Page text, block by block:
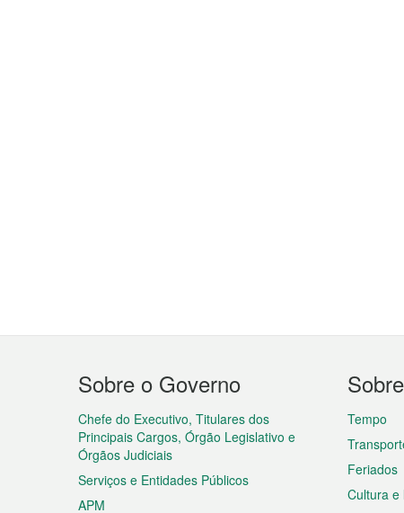
Menu
do
rodapé
Sobre o Governo
Chefe do Executivo, Titulares dos
Principais Cargos, Órgão Legislativo e
Órgãos Judiciais
Serviços e Entidades Públicos
APM
Tempo
Feriados
Cultura e